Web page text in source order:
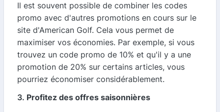
Il est souvent possible de combiner les codes
promo avec d'autres promotions en cours sur le
site d'American Golf. Cela vous permet de
maximiser vos économies. Par exemple, si vous
trouvez un code promo de 10% et qu'il y a une
promotion de 20% sur certains articles, vous
pourriez économiser considérablement.
3. Profitez des offres saisonnières